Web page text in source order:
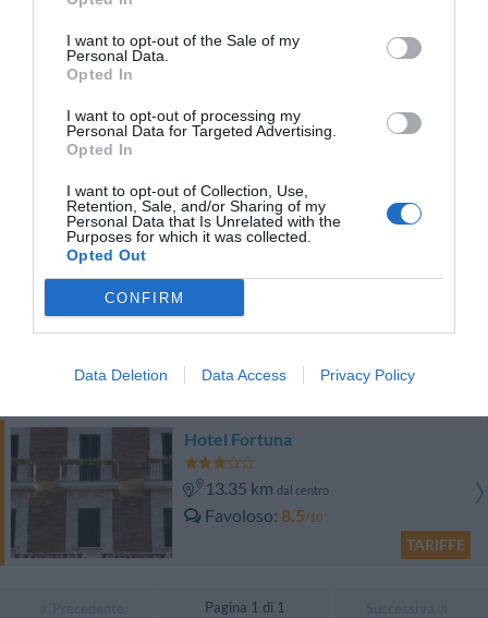
I want to opt-out of the Sale of my
Personal Data.
Opted In
I want to opt-out of processing my
Personal Data for Targeted Advertising.
Opted In
I want to opt-out of Collection, Use,
Retention, Sale, and/or Sharing of my
Personal Data that Is Unrelated with the
Purposes for which it was collected.
Opted Out
CONFIRM
Data Deletion Data Access Privacy Policy
Eccezionale
Grand Hotel Passetto
Eccezionale 9.6/10
TARIFFE
B&B Glicine
0 Recensioni
TARIFFE
Hotel Fortuna
13.35 km dal centro
Favoloso 8.5/10
TARIFFE
Pagina 1 di 1